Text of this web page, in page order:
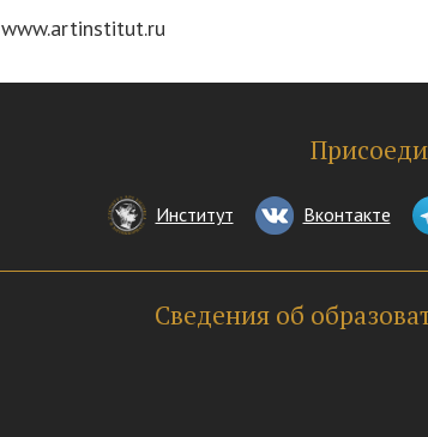
www.artinstitut.ru
Институт Вконтакте
Сведения об